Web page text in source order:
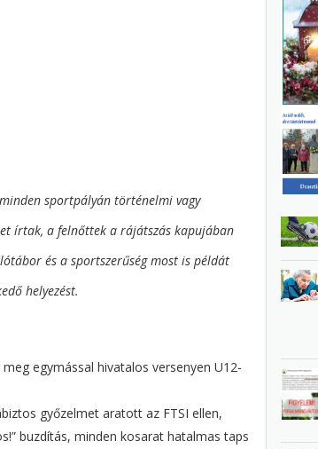
sportpályán történelmi vagy
írtak, a felnőttek a rájátszás kapujában
és a sportszerűség most is példát
helyezést.
egymással hivatalos versenyen U12-
győzelmet aratott az FTSI ellen,
buzdítás, minden kosarat hatalmas taps